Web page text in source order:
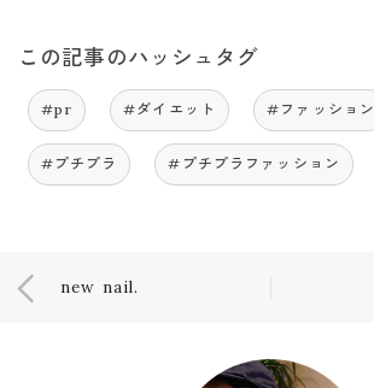
この記事のハッシュタグ
#pr #ダイエット #ファッション
#プチプラ #プチプラファッション
new nail.